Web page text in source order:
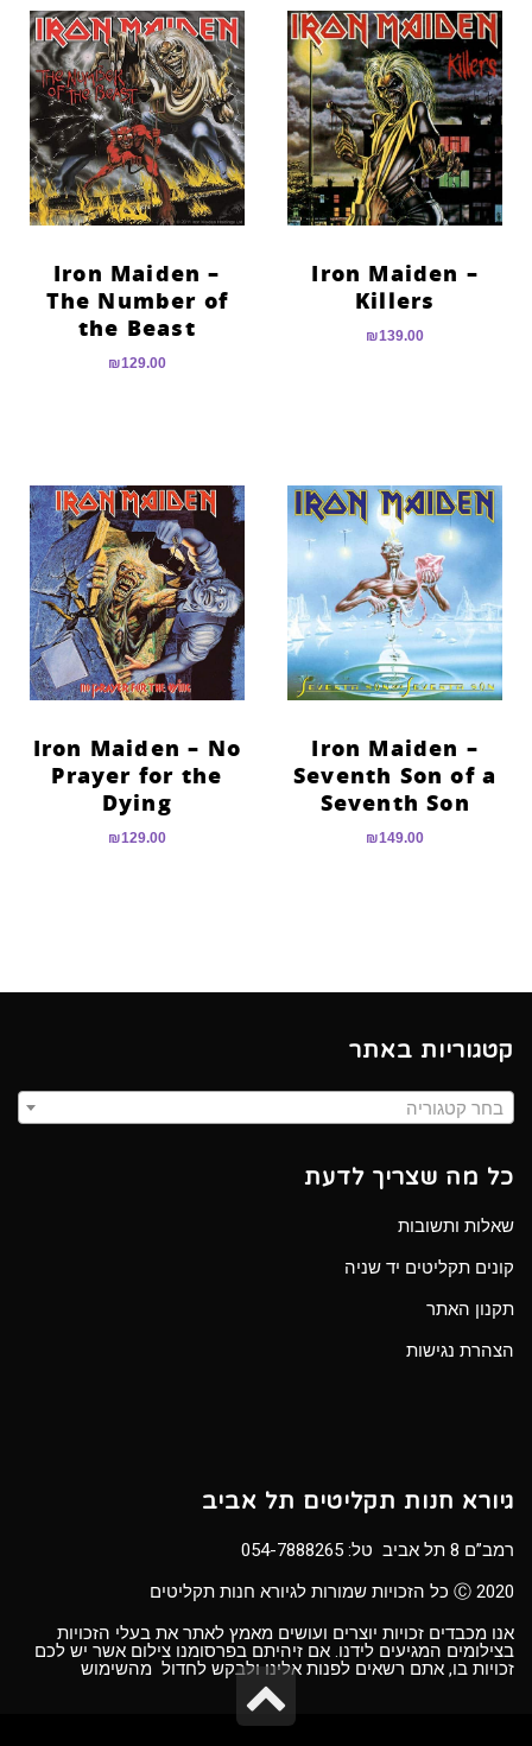
Iron Maiden –
Killers
₪139.00
Iron Maiden –
The Number of
the Beast
₪129.00
Iron Maiden –
Seventh Son of a
Seventh Son
₪149.00
Iron Maiden – No
Prayer for the
Dying
₪129.00
קטגוריות באתר
בחר קטגוריה
כל מה שצריך לדעת
שאלות ותשובות
קונים תקליטים יד שניה
תקנון האתר
הצהרת נגישות
גיורא חנות תקליטים תל אביב
רמב”ם 8 תל אביב טל:
054-7888265
Ⓒ 2020 כל הזכויות שמורות לגיורא חנות תקליטים
אנו מכבדים זכויות יוצרים ועושים מאמץ לאתר את בעלי הזכויות
בצילומים המגיעים לידנו. אם זיהיתם בפרסומנו צילום אשר יש לכם
זכויות בו, אתם רשאים לפנות אלינו ולבקש לחדול מהשימוש
גלילה